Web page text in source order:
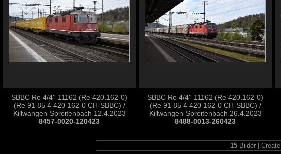
SBBC Re 4/4'' 11162 (Re 420.162-0)
(Re 91 85 4 420 162-0 CH-SBBC) /
Killwangen-Spreitenbach 12.4.2023
8457-0020-120423
SBBC Re 4/4'' 11162 (Re 420.162-0)
(Re 91 85 4 420 162-0 CH-SBBC) /
Killwangen-Spreitenbach 26.4.2023
8488-0013-260423
15Bilder | Create